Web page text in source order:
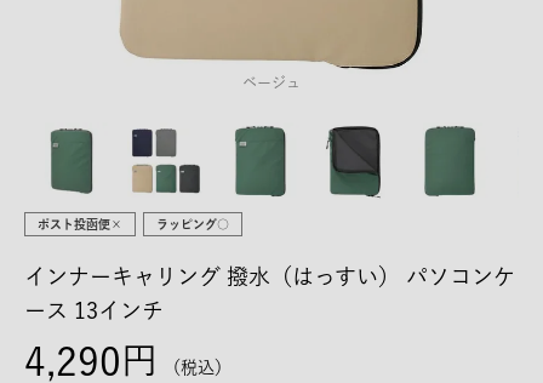
ベージュ
ポスト投函便× ラッピング○
インナーキャリング 撥水（はっすい） パソコンケ
ース 13インチ
4,290 税込